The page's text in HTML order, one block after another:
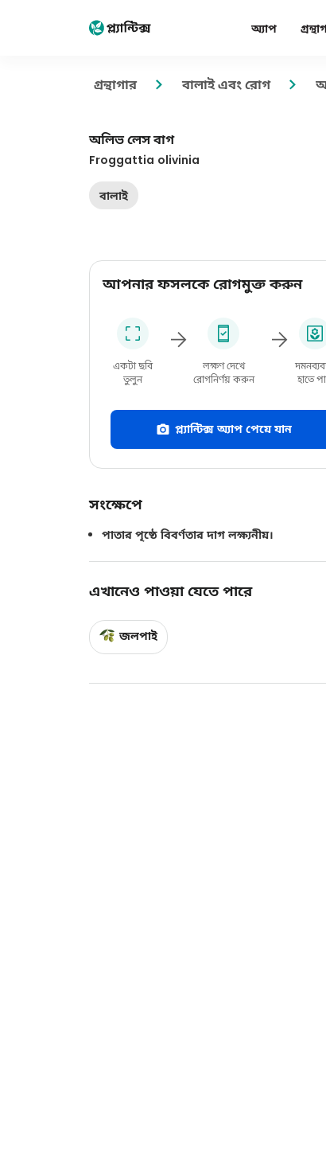
অ্যাপ
গ্রন্থাগার বালাই এবং রোগ
অলিভ লেস বাগ
Froggattia olivinia
বালাই
আপনার ফসলকে রোগমুক্ত করুন
একটা ছবি
তুলুন
লক্ষণ দেখে
রোগনির্ণয় করুন
হাতে
প্ল্যান্টিক্স অ্যাপ পেয়ে যান
সংক্ষেপে
পাতার পৃষ্ঠে বিবর্ণতার দাগ লক্ষ্যনীয়।
এখানেও পাওয়া যেতে পারে
জলপাই